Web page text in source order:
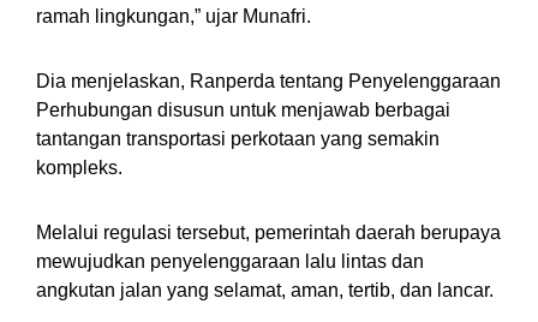
ramah lingkungan,” ujar Munafri.
Dia menjelaskan, Ranperda tentang Penyelenggaraan
Perhubungan disusun untuk menjawab berbagai
tantangan transportasi perkotaan yang semakin
kompleks.
Melalui regulasi tersebut, pemerintah daerah berupaya
mewujudkan penyelenggaraan lalu lintas dan
angkutan jalan yang selamat, aman, tertib, dan lancar.